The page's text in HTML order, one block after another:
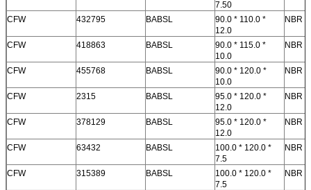
7.50
CFW
432795 BABSL
90.0 * 110.0 *
12.0
NBR
CFW 418863 BABSL
90.0 * 115.0 *
10.0
NBR
CFW 455768 BABSL
90.0 * 120.0 *
10.0
NBR
CFW 2315 BABSL
95.0 * 120.0 *
12.0
NBR
CFW 378129 BABSL
95.0 * 120.0 *
12.0
NBR
CFW 63432 BABSL
100.0 * 120.0 *
7.5
NBR
CFW 315389 BABSL
100.0 * 120.0 *
7.5
NBR